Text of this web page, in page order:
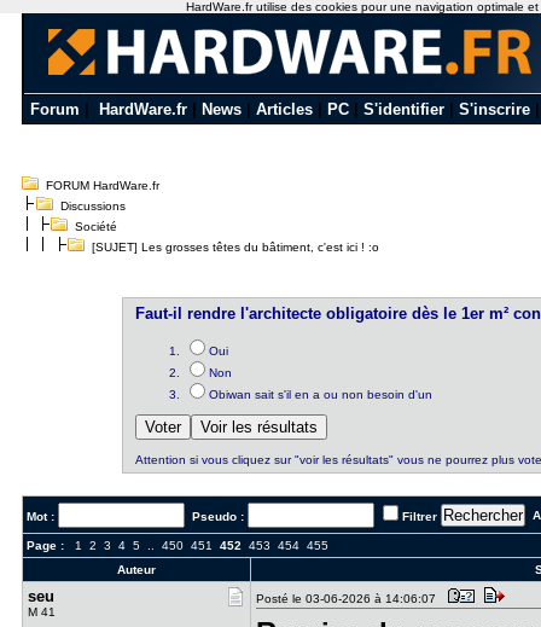
Forum HardWare.fr News Articles PC S'identifier S'inscrire
FORUM HardWare.fr
Discussions
Société
[SUJET] Les grosses têtes du bâtiment, c'est ici ! :o
Faut-il rendre l'architecte obligatoire dès le 1er m²
Oui
Non
Obiwan sait s'il en a ou non besoin d'un
Attention si vous cliquez sur "voir les résultats" vous ne pourrez plus
Mot : Pseudo : Filtrer
Page : 1 2 3 4 5.. 450 451 452 453 454 455
Auteur
seu
M 41
Posté le 03-06-2026 à 14:06:07
HardWare.fr utilise des cookies pour une navigation optimale